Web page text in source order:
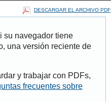
DESCARGAR EL ARCHIVO PDF
su navegador tiene
una versión reciente de
y trabajar con PDFs,
frecuentes sobre